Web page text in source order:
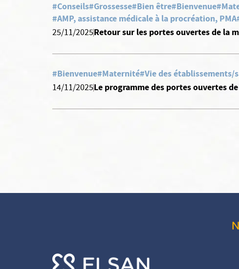
fonctionnement, à en mesurer la fréquentation et, avec votre
Pour modifier vos préférences par la suite, cliquez sur le lien
'Préférences de cookies' situé dans le pied de page.
#Conseils#Grossesse#Bien être#Bienvenue
#AMP, assistance médicale à la procréation, PMA
25/11/2025Retour sur les portes ouvertes de la
#Bienvenue#Maternité#Vie des établissements/
14/11/2025Le programme des portes ouvertes